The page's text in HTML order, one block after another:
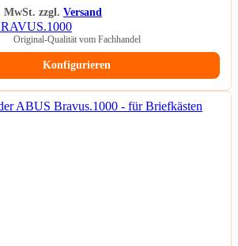
zzgl. Versand
Original-Qualität vom Fachhandel
Konfigurieren